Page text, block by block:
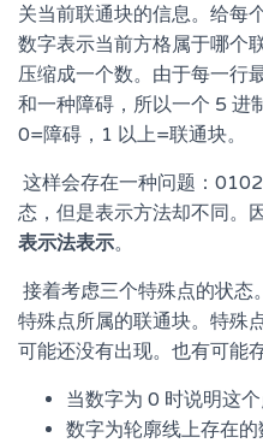
关当前联通块的信息。给每
数字表示当前方格属于哪个
压缩成一个数。由于每一行
和一种障碍，所以一个 5 进
0=障碍，1 以上=联通块。
这样会存在一种问题：
态，但是表示方法却不同。
表示法表示。
接着考虑三个特殊点的状
特殊点所属的联通块。特殊
可能还没有出现。也有可能
当数字为 0 时说明这
数字为轮廓线上存在